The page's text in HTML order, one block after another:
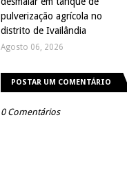
pulverização agrícola no
distrito de Ivailândia
Agosto 06, 2026
POSTAR UM COMENTÁRIO
0 Comentários